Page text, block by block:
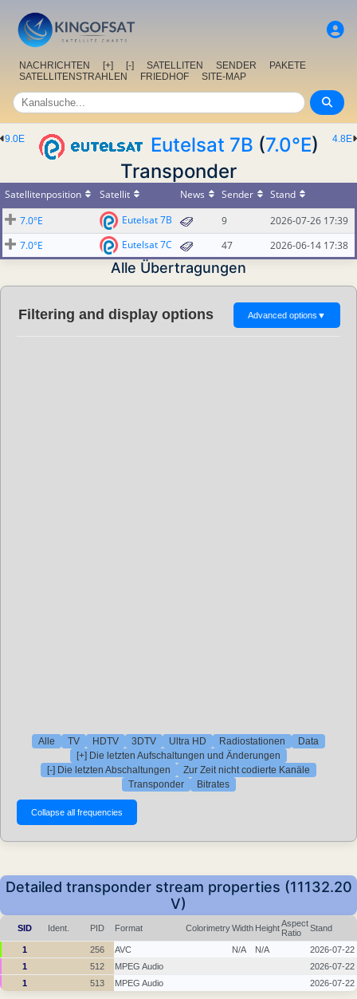
NACHRICHTEN [+] [-] SATELLITEN SENDER
PAKETE
SATELLITENSTRAHLEN
FRIEDHOF SITE-MAP
4.8E
9.0E Eutelsat 7B (7.0°E)
Transponder
Satellitenposition Satellit News Sender
Stand
7.0°E
Eutelsat 7B 9
2026-07-26 17:39
7.0°E
Eutelsat 7C 47 2026-06-14 17:38
Alle Übertragungen
Filtering and display options Advanced options ▼
Alle TV HDTV 3DTV Ultra HD Radiostationen
Data
[+] Die letzten Aufschaltungen und Änderungen
[-] Die letzten Abschaltungen
Zur Zeit nicht codierte Kanäle
Transponder
Bitrates
Detailed transponder stream properties (11132.20
V)
SID Ident. PID Format ColorimetryWidth HeightAspect
Ratio
Stand
1 256 AVC N/A N/A
2026-07-22
1
512 MPEG Audio
2026-07-22
1
513 MPEG Audio 2026-07-22